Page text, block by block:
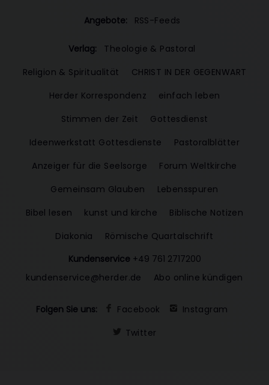
Angebote: RSS-Feeds
Verlag:
Theologie & Pastoral
Religion & Spiritualität
CHRIST IN DER GEGENWART
Herder Korrespondenz
einfach leben
Stimmen der Zeit
Gottesdienst
Ideenwerkstatt Gottesdienste
Pastoralblätter
Anzeiger für die Seelsorge
Forum Weltkirche
Gemeinsam Glauben
Lebensspuren
Bibel lesen
kunst und kirche
Biblische Notizen
Diakonia
Römische Quartalschrift
Kundenservice +49 761 2717200
kundenservice@herder.de
Abo online kündigen
Folgen Sie uns: Facebook
Instagram
Twitter